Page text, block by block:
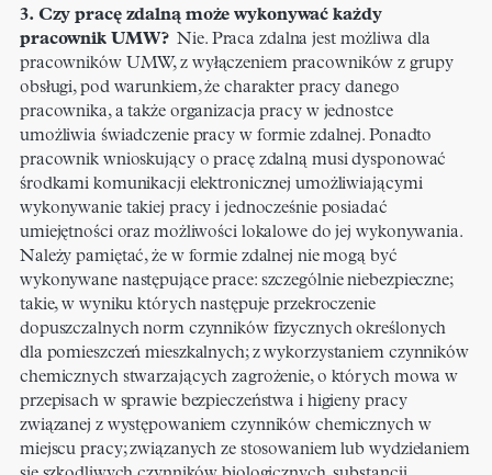
3. Czy pracę zdalną może wykonywać każdy
pracownik UMW?Nie. Praca zdalna jest możliwa dla
pracowników UMW, z wyłączeniem pracowników z grupy
obsługi, pod warunkiem, że charakter pracy danego
pracownika, a także organizacja pracy w jednostce
umożliwia świadczenie pracy w formie zdalnej. Ponadto
pracownik wnioskujący o pracę zdalną musi dysponować
środkami komunikacji elektronicznej umożliwiającymi
wykonywanie takiej pracy i jednocześnie posiadać
umiejętności oraz możliwości lokalowe do jej wykonywania.
Należy pamiętać, że w formie zdalnej nie mogą być
wykonywane następujące prace: szczególnie niebezpieczne;
takie, w wyniku których następuje przekroczenie
dopuszczalnych norm czynników fizycznych określonych
dla pomieszczeń mieszkalnych; z wykorzystaniem czynników
chemicznych stwarzających zagrożenie, o których mowa w
przepisach w sprawie bezpieczeństwa i higieny pracy
związanej z występowaniem czynników chemicznych w
miejscu pracy; związanych ze stosowaniem lub wydzielaniem